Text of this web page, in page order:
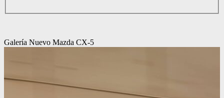
Galería Nuevo Mazda CX-5